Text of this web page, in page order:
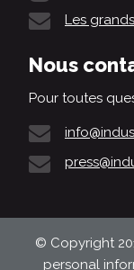
Les
Nous
Pour toutes
© Copyright
personal